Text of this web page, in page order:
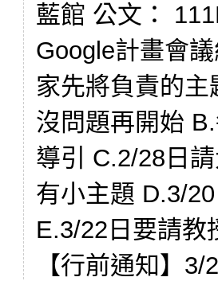
藍館 公文：
Google計畫會
家先將負責的
沒問題再開始
導引 C.2/28日
有小主題 D.3/
E.3/22日要請教
【行前通知】